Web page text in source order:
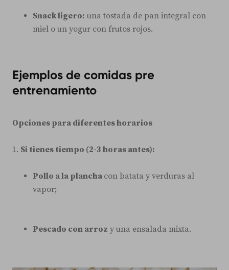
Snack ligero: una tostada de pan integral con
miel o un yogur con frutos rojos.
Ejemplos de comidas pre
entrenamiento
Opciones para diferentes horarios
1. Si tienes tiempo (2-3 horas antes):
Pollo a la plancha con batata y verduras al
vapor;
Pescado con arroz y una ensalada mixta.